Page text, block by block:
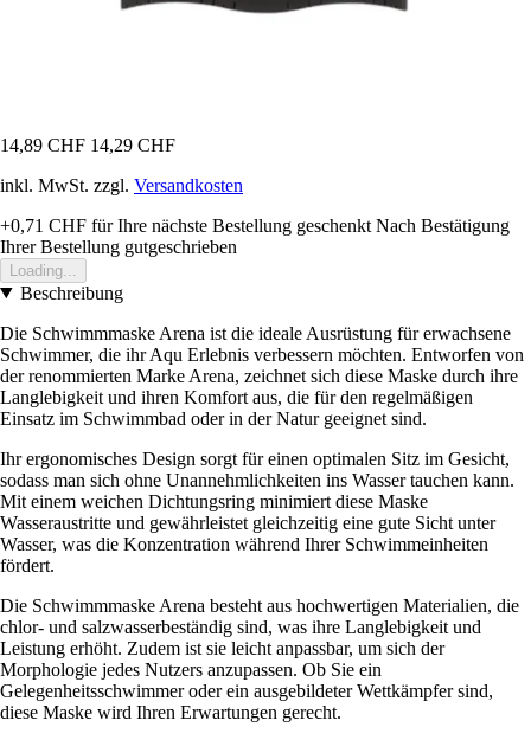
14,89 CHF 14,29 CHF
inkl. MwSt. zzgl. Versandkosten
+0,71 CHF für Ihre nächste Bestellung geschenkt Nach Bestätigung
Ihrer Bestellung gutgeschrieben
Loading...
Beschreibung
Die Schwimmmaske Arena ist die ideale Ausrüstung für erwachsene
Schwimmer, die ihr Aqu Erlebnis verbessern möchten. Entworfen von
der renommierten Marke Arena, zeichnet sich diese Maske durch ihre
Langlebigkeit und ihren Komfort aus, die für den regelmäßigen
Einsatz im Schwimmbad oder in der Natur geeignet sind.
Ihr ergonomisches Design sorgt für einen optimalen Sitz im Gesicht,
sodass man sich ohne Unannehmlichkeiten ins Wasser tauchen kann.
Mit einem weichen Dichtungsring minimiert diese Maske
Wasseraustritte und gewährleistet gleichzeitig eine gute Sicht unter
Wasser, was die Konzentration während Ihrer Schwimmeinheiten
fördert.
Die Schwimmmaske Arena besteht aus hochwertigen Materialien, die
chlor- und salzwasserbeständig sind, was ihre Langlebigkeit und
Leistung erhöht. Zudem ist sie leicht anpassbar, um sich der
Morphologie jedes Nutzers anzupassen. Ob Sie ein
Gelegenheitsschwimmer oder ein ausgebildeter Wettkämpfer sind,
diese Maske wird Ihren Erwartungen gerecht.